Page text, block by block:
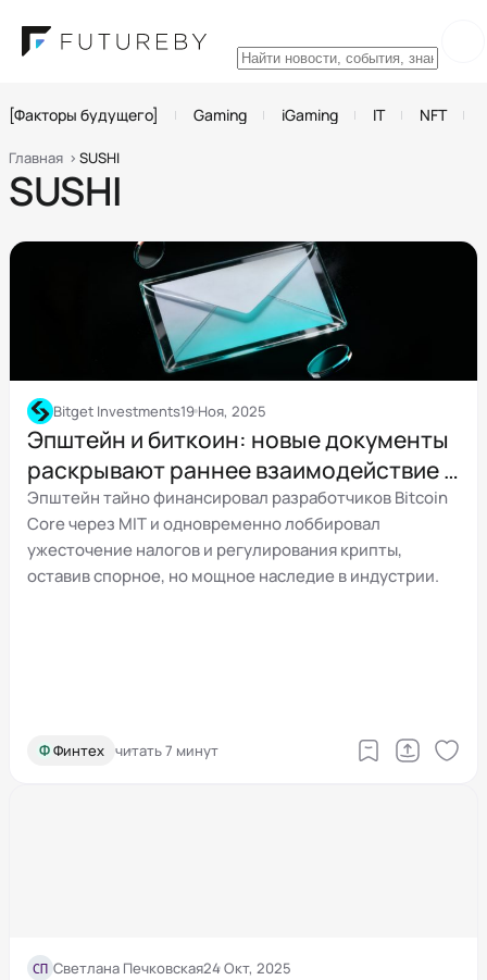
[Факторы будущего] Gaming iGaming IT NFT
Главная SUSHI
SUSHI
Bitget Investments19 Ноя, 2025
Эпштейн и биткоин: новые документы
раскрывают раннее взаимодействие с
криптовалютой и споры в MIT
Эпштейн тайно финансировал разработчиков Bitcoin
Core через MIT и одновременно лоббировал
ужесточение налогов и регулирования крипты,
оставив спорное, но мощное наследие в индустрии.
ФФинтех читать 7 минут
СП Светлана Печковская24 Окт, 2025